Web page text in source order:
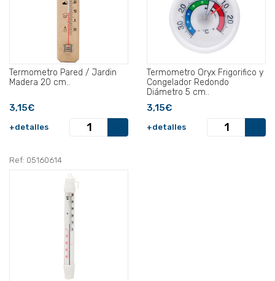
Termometro Pared / Jardin
Madera 20 cm..
3,15€
+detalles
Termometro Oryx Frigorifico y
Congelador Redondo
Diámetro 5 cm..
3,15€
+detalles
Ref: 05160614